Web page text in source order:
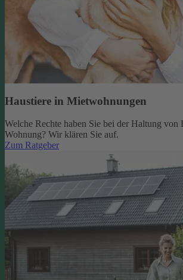
Haustiere in Mietwohnungen
Welche Rechte haben Sie bei der Haltung von
Wohnung? Wir klären Sie auf.
Zum Ratgeber